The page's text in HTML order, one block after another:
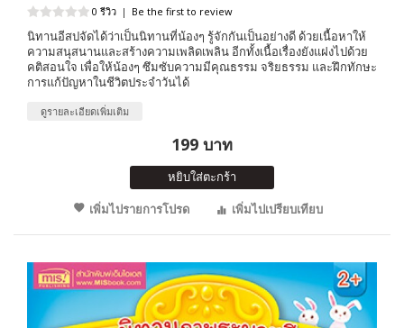
0 รีวิว | Be the first to review
นิทานอีสปจัดได้ว่าเป็นนิทานที่น้องๆ รู้จักกันเป็นอย่างดี ด้วยเนื้อหาให้
ความสนุสนานและสร้างความเพลิดเพลิน อีกทั้งเนื้อเรื่องยังแฝงไปด้วย
คติสอนใจ เพื่อให้น้องๆ ซึมซับความมีคุณธรรม จริยธรรม และฝึกทักษะ
การแก้ปัญหาในชีวิตประจำวันได้
ดูรายละเอียดเพิ่มเติม
199 บาท
หยิบใส่ตะกร้า
เพิ่มไปรายการโปรด
เพิ่มไปเปรียบเทียบ